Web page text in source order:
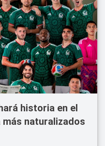
historia en el
más naturalizados